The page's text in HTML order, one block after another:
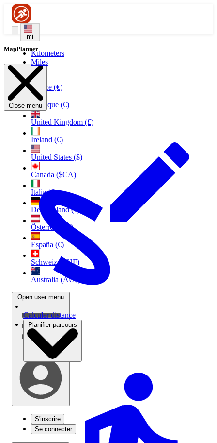
mi
Kilometers
Miles
France (€)
Belgique (€)
United Kingdom (£)
Ireland (€)
United States ($)
Canada ($CA)
Italia (€)
Deutschland (€)
Österreich (€)
España (€)
Schweiz (CHF)
Australia (AU$)
Open user menu
S'inscrire
Se connecter
MapPlanner
Close menu
Calculer distance
Planifier parcours